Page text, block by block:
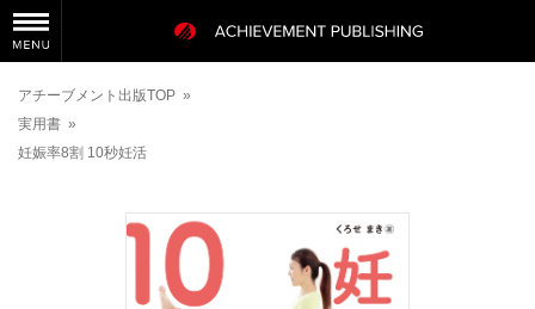
アチーブメント出版TOP »
実用書 »
妊娠率8割 10秒妊活